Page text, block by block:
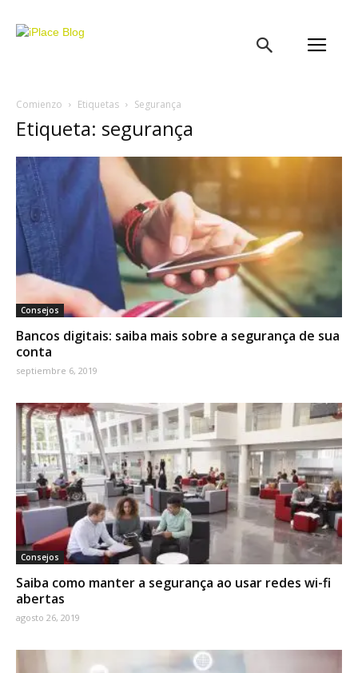
Comienzo Etiquetas Segurança
Etiqueta: segurança
Consejos
Bancos digitais: saiba mais sobre a segurança de sua
conta
septiembre 6, 2019
Consejos
Saiba como manter a segurança ao usar redes wi-fi
abertas
agosto 26, 2019